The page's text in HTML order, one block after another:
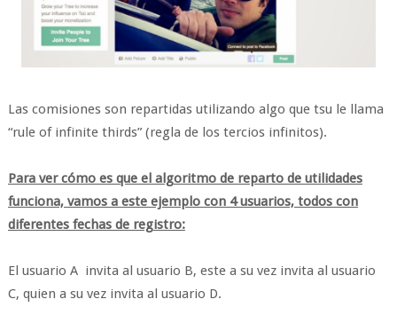
Las comisiones son repartidas utilizando algo que tsu le llama
“rule of infinite thirds” (regla de los tercios infinitos).
Para ver cómo es que el algoritmo de reparto de utilidades
funciona, vamos a este ejemplo con 4 usuarios, todos con
diferentes fechas de registro:
El usuario A invita al usuario B, este a su vez invita al usuario
C, quien a su vez invita al usuario D.